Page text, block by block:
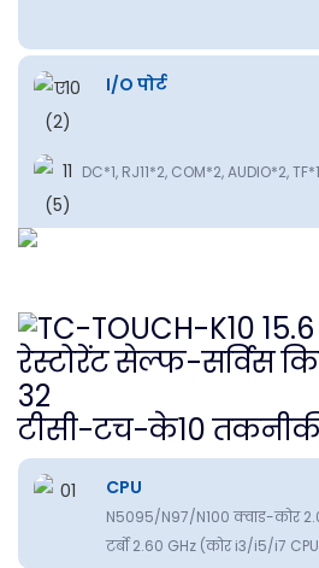
I/O पोर्ट
DC*1, RJ11*2, COM*2, AUDIO*2,
टीसी-टच-के10 तकनीकी
CPU
N5095/N97/N100 क्वाड-कोर
टर्बो 2.60 GHz (कोर i3/i5/i7